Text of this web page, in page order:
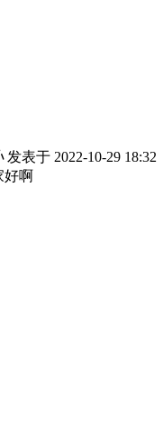
发表于 2022-10-29 18:32
好啊